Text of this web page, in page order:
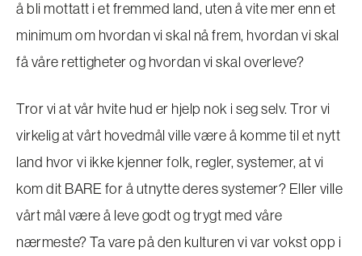
å bli mottatt i et fremmed land, uten å vite mer enn et
minimum om hvordan vi skal nå frem, hvordan vi skal
få våre rettigheter og hvordan vi skal overleve?
Tror vi at vår hvite hud er hjelp nok i seg selv. Tror vi
virkelig at vårt hovedmål ville være å komme til et nytt
land hvor vi ikke kjenner folk, regler, systemer, at vi
kom dit BARE for å utnytte deres systemer? Eller ville
vårt mål være å leve godt og trygt med våre
nærmeste? Ta vare på den kulturen vi var vokst opp i